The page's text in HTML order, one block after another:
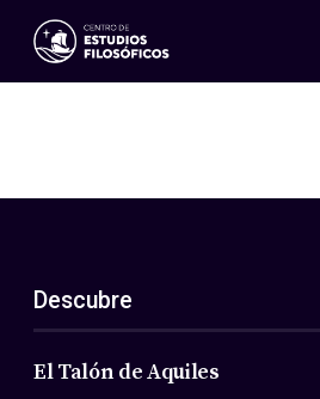
Eventos
ES
EN
Acerca de nosotros
Miembros
Descubre
El Talón de Aquiles